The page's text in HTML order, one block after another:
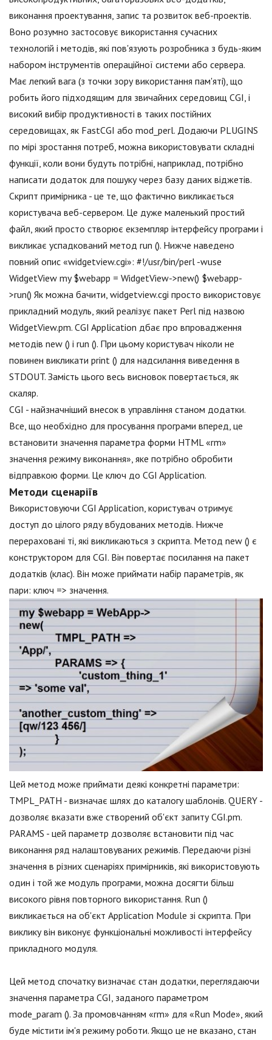
виконання проектування, запис та розвиток веб-проектів.
Воно розумно застосовує використання сучасних
технологій і методів, які пов'язують розробника з будь-яким
набором інструментів операційної системи або сервера.
Має легкий вага (з точки зору використання пам'яті), що
робить його підходящим для звичайних середовищ CGI, і
високий вибір продуктивності в таких постійних
середовищах, як FastCGI або mod_perl. Додаючи PLUGINS
по мірі зростання потреб, можна використовувати складні
функції, коли вони будуть потрібні, наприклад, потрібно
написати додаток для пошуку через базу даних віджетів.
Скрипт примірника - це те, що фактично викликається
користувача веб-сервером. Це дуже маленький простий
файл, який просто створює екземпляр інтерфейсу програми і
викликає успадкований метод run (). Нижче наведено
повний опис «widgetview.cgi»: #!/usr/bin/perl -wuse
WidgetView my $webapp = WidgetView->new() $webapp-
>run() Як можна бачити, widgetview.cgi просто використовує
прикладний модуль, який реалізує пакет Perl під назвою
WidgetView.pm. CGI Application дбає про впровадження
методів new () і run (). При цьому користувач ніколи не
повинен викликати print () для надсилання виведення в
STDOUT. Замість цього весь висновок повертається, як
скаляр.
CGI - найзначніший внесок в управління станом додатки.
Все, що необхідно для просування програми вперед, це
встановити значення параметра форми HTML «rm»
значення режиму виконання», яке потрібно обробити
відправкою форми. Це ключ до CGI Application.
Методи сценаріїв
Використовуючи CGI Application, користувач отримує
доступ до цілого ряду вбудованих методів. Нижче
перераховані ті, які викликаються з скрипта. Метод new () є
конструктором для CGI. Він повертає посилання на пакет
додатків (клас). Він може приймати набір параметрів, як
пари: ключ => значення.
Цей метод може приймати деякі конкретні параметри:
TMPL_PATH - визначає шлях до каталогу шаблонів. QUERY -
дозволяє вказати вже створений об'єкт запиту CGI.pm.
PARAMS - цей параметр дозволяє встановити під час
виконання ряд налаштовуваних режимів. Передаючи різні
значення в різних сценаріях примірників, які використовують
один і той же модуль програми, можна досягти більш
високого рівня повторного використання. Run ()
викликається на об'єкт Application Module зі скрипта. При
виклику він виконує функціональні можливості інтерфейсу
прикладного модуля.
Цей метод спочатку визначає стан додатки, переглядаючи
значення параметра CGI, заданого параметром
mode_param (). За промовчанням «rm» для «Run Mode», який
буде містити ім'я режиму роботи. Якщо це не вказано, стан